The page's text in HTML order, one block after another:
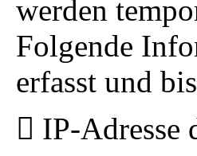
werden
Folgende
erfasst und
IP-Adresse